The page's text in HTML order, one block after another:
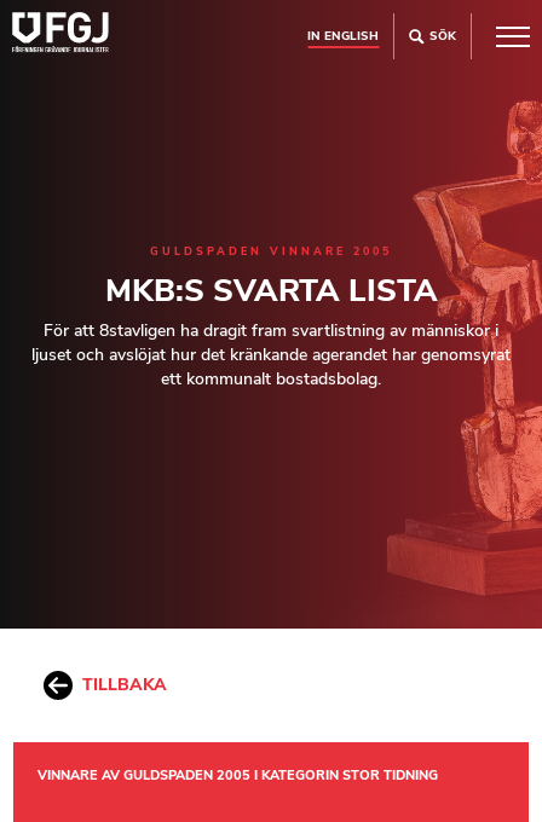
IN ENGLISH SÖK
GULDSPADEN VINNARE 2005
MKB:S SVARTA LISTA
För att 8stavligen ha dragit fram svartlistning av människor i
ljuset och avslöjat hur det kränkande agerandet har genomsyrat
ett kommunalt bostadsbolag.
TILLBAKA
VINNARE AV GULDSPADEN 2005 I KATEGORIN STOR TIDNING